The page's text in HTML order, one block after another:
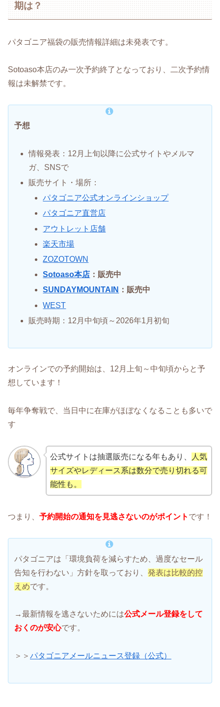
期は？
パタゴニア福袋の販売情報詳細は未発表です。
Sotoaso本店のみ一次予約終了となっており、二次予約情
報は未解禁です。
予想
情報発表：12月上旬以降に公式サイトやメルマ
ガ、SNSで
販売サイト・場所：
パタゴニア公式オンラインショップ
パタゴニア直営店
アウトレット店舗
楽天市場
ZOZOTOWN
Sotoaso本店 ：販売中
SUNDAYMOUNTAIN ：販売中
WEST
販売時期：12月中旬頃～2026年1月初旬
オンラインでの予約開始は、12月上旬～中旬頃からと予
想しています！
毎年争奪戦で、当日中に在庫がほぼなくなることも多いで
す
公式サイトは抽選販売になる年もあり、
人気
サイズやレディース系は数分で売り切れる可
能性も。
つまり、 予約開始の通知を見逃さないのがポイント です！
パタゴニアは「環境負荷を減らすため、過度なセール
告知を行わない」方針を取っており、 発表は比較的控
えめです。
→最新情報を逃さないためには公式メール登録をして
おくのが安心です。
＞＞ パタゴニアメールニュース登録（公式）